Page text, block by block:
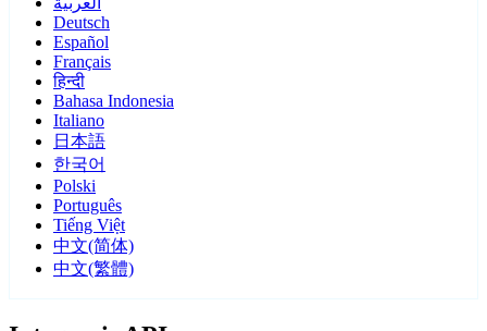
Deutsch
Español
Français
हिन्दी
Bahasa Indonesia
Italiano
日本語
한국어
Polski
Português
Tiếng Việt
中文(简体)
中文(繁體)